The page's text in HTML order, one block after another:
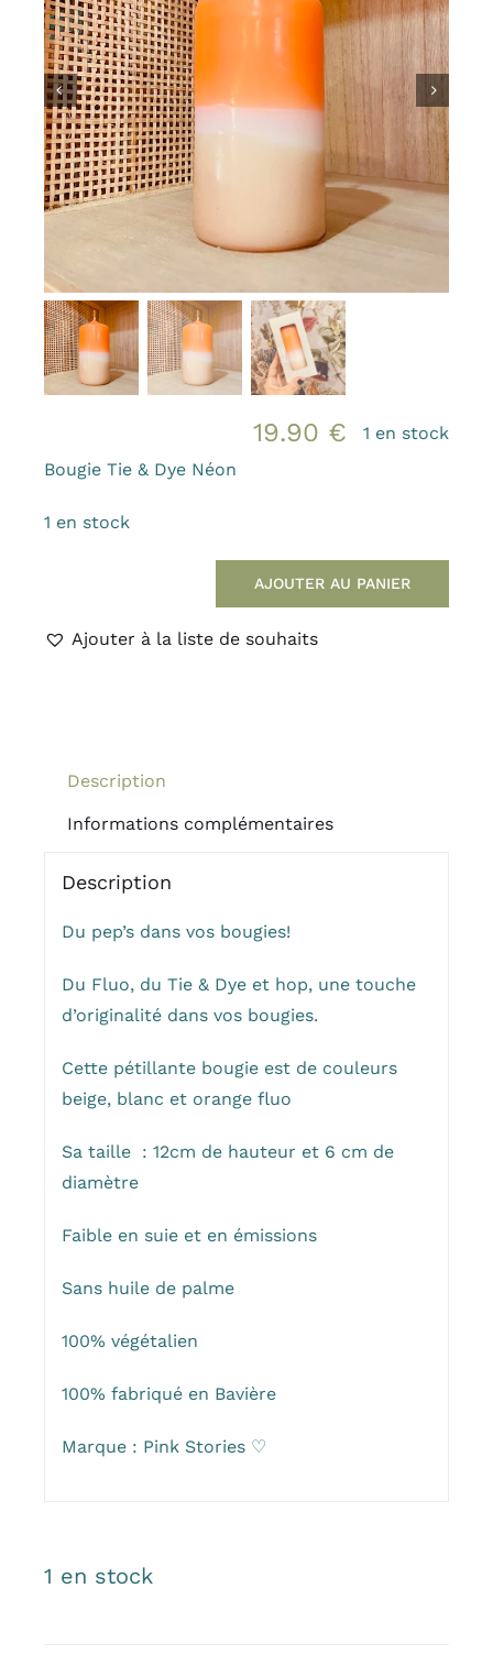
Bougies et senteurs
Les kids de MAMA
Outdoor
Gamme Made in France
Contact & accès
19.90 €
1 en stock
Bougie Tie & Dye Néon
1 en stock
AJOUTER AU PANIER
Ajouter à la liste de souhaits
1 en stock
Description
Informations complémentaires
Description
Du pep’s dans vos bougies!
Du Fluo, du Tie & Dye et hop, une touche
d’originalité dans vos bougies.
Cette pétillante bougie est de couleurs
beige, blanc et orange fluo
Sa taille : 12cm de hauteur et 6 cm de
diamètre
Faible en suie et en émissions
Sans huile de palme
100% végétalien
100% fabriqué en Bavière
Marque : Pink Stories ♡